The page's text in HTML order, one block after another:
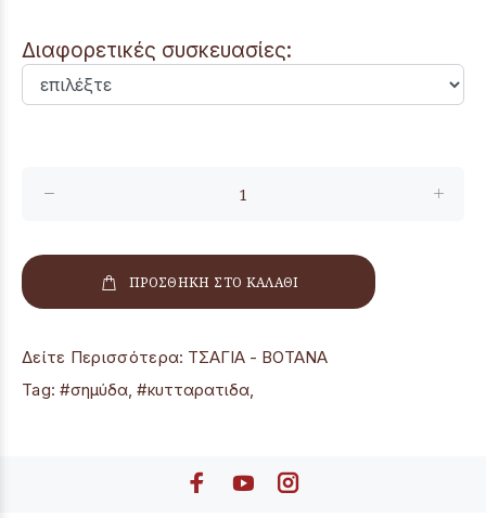
Διαφορετικές συσκευασίες:
ΠΡΟΣΘΗΚΗ ΣΤΟ ΚΑΛΑΘΙ
Δείτε Περισσότερα: ΤΣΑΓΙΑ - ΒΟΤΑΝΑ
Tag: #σημύδα,#κυτταρατιδα,